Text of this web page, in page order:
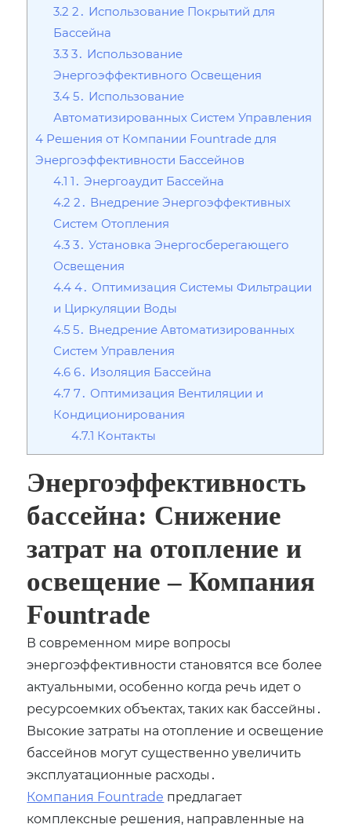
3.2 2․ Использование Покрытий для
Бассейна
3.3 3․ Использование
Энергоэффективного Освещения
3.4 5․ Использование
Автоматизированных Систем Управления
4 Решения от Компании Fountrade для
Энергоэффективности Бассейнов
4.1 1․ Энергоаудит Бассейна
4.2 2․ Внедрение Энергоэффективных
Систем Отопления
4.3 3․ Установка Энергосберегающего
Освещения
4.4 4․ Оптимизация Системы Фильтрации
и Циркуляции Воды
4.5 5․ Внедрение Автоматизированных
Систем Управления
4.6 6․ Изоляция Бассейна
4.7 7․ Оптимизация Вентиляции и
Кондиционирования
4.7.1 Контакты
Энергоэффективность
бассейна: Снижение
затрат на отопление и
освещение ‒ Компания
Fountrade
В современном мире вопросы
энергоэффективности становятся все более
актуальными‚ особенно когда речь идет о
ресурсоемких объектах‚ таких как бассейны․
Высокие затраты на отопление и освещение
бассейнов могут существенно увеличить
эксплуатационные расходы․
Компания Fountrade предлагает
комплексные решения‚ направленные на